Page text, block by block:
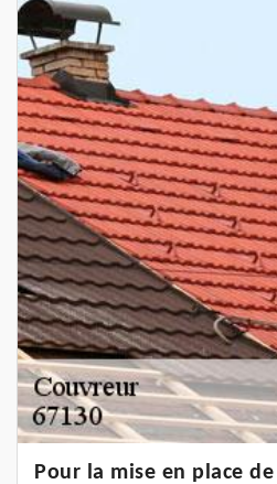
Pour la mise en place